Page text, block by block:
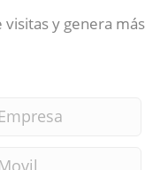
y genera más